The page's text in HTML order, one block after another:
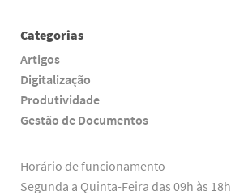
Categorias
Artigos
Digitalização
Produtividade
Gestão de Documentos
Horário de funcionamento
Segunda a Quinta-Feira das 09h às 18h